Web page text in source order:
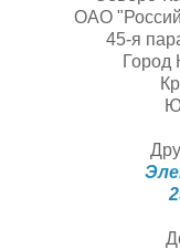
ОАО
45-я
Город